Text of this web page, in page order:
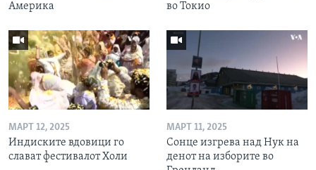
Америка
во Токио
МАРТ 12, 2025
Индиските вдовици го
слават фестивалот Холи
МАРТ 11, 2025
Сонце изгрева над Нук на
денот на изборите во